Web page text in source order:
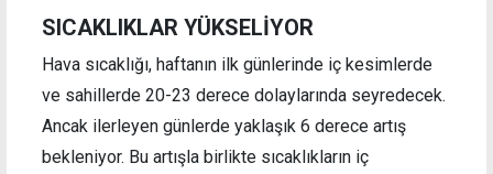
SICAKLIKLAR YÜKSELİYOR
Hava sıcaklığı, haftanın ilk günlerinde iç kesimlerde
ve sahillerde 20-23 derece dolaylarında seyredecek.
Ancak ilerleyen günlerde yaklaşık 6 derece artış
bekleniyor. Bu artışla birlikte sıcaklıkların iç